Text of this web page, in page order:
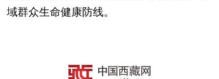
域群众生命健康防线。